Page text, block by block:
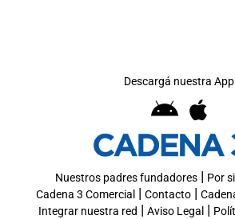
Descargá nuestra App
Nuestros padres fundadores| Por
Cadena 3 Comercial | Contacto|
Integrar nuestra red | Aviso Legal |